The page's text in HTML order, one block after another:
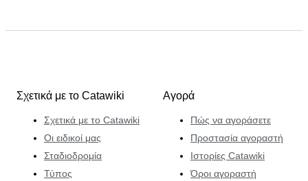
Σχετικά με το Catawiki
Σχετικά με το Catawiki
Οι ειδικοί μας
Σταδιοδρομία
Τύπος
Αγορά
Πώς να αγοράσετε
Προστασία αγοραστή
Ιστορίες Catawiki
Όροι αγοραστή